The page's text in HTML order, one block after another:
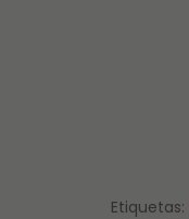
Etiquetas: